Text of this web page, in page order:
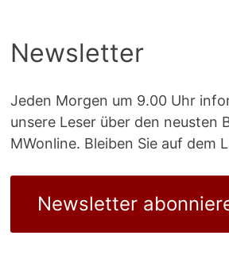
Newsletter
Jeden Morgen um 9.00 Uhr
unsere Leser über den neusten
MWonline. Bleiben Sie auf dem
Newsletter